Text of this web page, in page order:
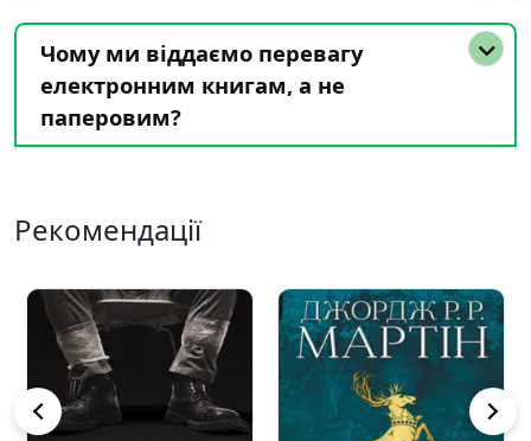
Чому ми віддаємо перевагу
електронним книгам, а не
паперовим?
Рекомендації